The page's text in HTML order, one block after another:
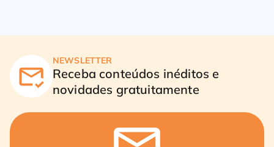
NEWSLETTER
Receba conteúdos inéditos e
novidades gratuitamente